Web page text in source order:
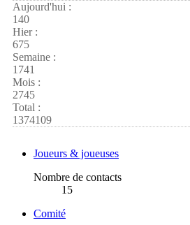
Aujourd'hui :
140
Hier :
675
Semaine :
1741
Mois :
2745
Total :
1374109
Joueurs & joueuses
Nombre de contacts
15
Comité